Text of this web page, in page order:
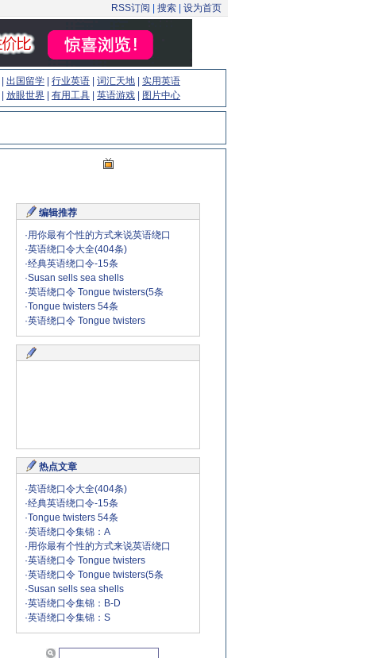
RSS订阅 搜索 设为首页
出国留学 行业英语 词汇天地
实用英语
放眼世界 有用工具 英语游戏 图片中心
编辑推荐
·用你最有个性的方式来说英语绕口
·英语绕口令大全(404条)
·经典英语绕口令-15条
·Susan sells sea shells
·英语绕口令 Tongue twisters(5条
·Tongue twisters 54条
·英语绕口令 Tongue twisters
热点文章
·英语绕口令大全(404条)
·经典英语绕口令-15条
·Tongue twisters 54条
·英语绕口令集锦：A
·用你最有个性的方式来说英语绕口
·英语绕口令 Tongue twisters
·英语绕口令 Tongue twisters(5条
·Susan sells sea shells
·英语绕口令集锦：B-D
·英语绕口令集锦：S